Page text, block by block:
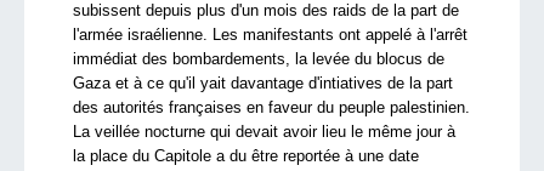
subissent depuis plus d'un mois des raids de la part de
l'armée israélienne. Les manifestants ont appelé à l'arrêt
immédiat des bombardements, la levée du blocus de
Gaza et à ce qu'il yait davantage d'intiatives de la part
des autorités françaises en faveur du peuple palestinien.
La veillée nocturne qui devait avoir lieu le même jour à
la place du Capitole a du être reportée à une date